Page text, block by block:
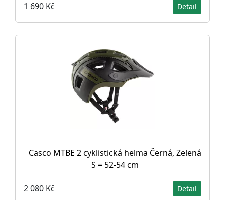
1 690 Kč Detail
Casco MTBE 2 cyklistická helma Černá, Zelená
S = 52-54 cm
2 080 Kč Detail